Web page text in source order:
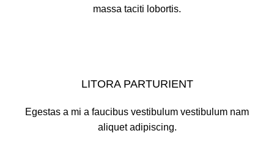
massa taciti lobortis.
LITORA PARTURIENT
Egestas a mi a faucibus vestibulum vestibulum nam
aliquet adipiscing.